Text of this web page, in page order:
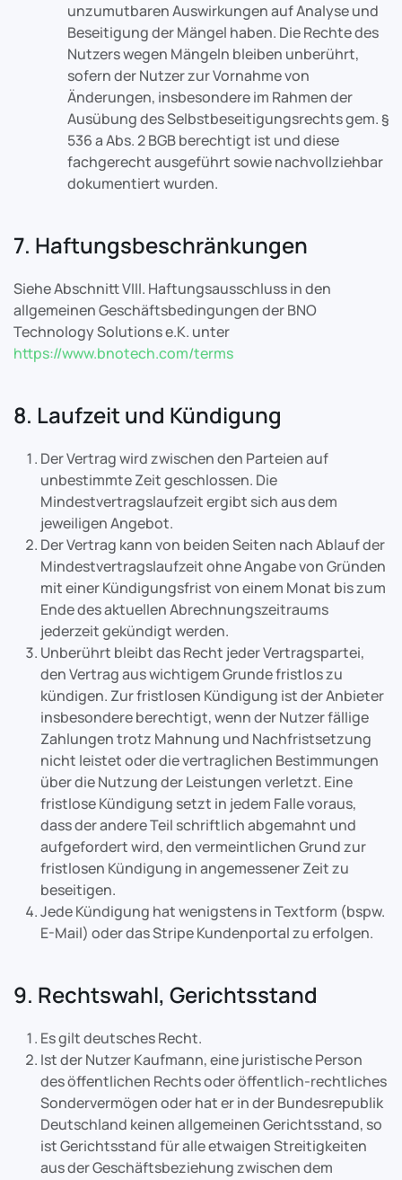
unzumutbaren Auswirkungen auf Analyse und
Beseitigung der Mängel haben. Die Rechte des
Nutzers wegen Mängeln bleiben unberührt,
sofern der Nutzer zur Vornahme von
Änderungen, insbesondere im Rahmen der
Ausübung des Selbstbeseitigungsrechts gem. §
536 a Abs. 2 BGB berechtigt ist und diese
fachgerecht ausgeführt sowie nachvollziehbar
dokumentiert wurden.
7. Haftungsbeschränkungen
Siehe Abschnitt VIII. Haftungsausschluss in den
allgemeinen Geschäftsbedingungen der BNO
Technology Solutions e.K. unter
https://www.bnotech.com/terms
8. Laufzeit und Kündigung
Der Vertrag wird zwischen den Parteien auf
unbestimmte Zeit geschlossen. Die
Mindestvertragslaufzeit ergibt sich aus dem
jeweiligen Angebot.
Der Vertrag kann von beiden Seiten nach Ablauf der
Mindestvertragslaufzeit ohne Angabe von Gründen
mit einer Kündigungsfrist von einem Monat bis zum
Ende des aktuellen Abrechnungszeitraums
jederzeit gekündigt werden.
Unberührt bleibt das Recht jeder Vertragspartei,
den Vertrag aus wichtigem Grunde fristlos zu
kündigen. Zur fristlosen Kündigung ist der Anbieter
insbesondere berechtigt, wenn der Nutzer fällige
Zahlungen trotz Mahnung und Nachfristsetzung
nicht leistet oder die vertraglichen Bestimmungen
über die Nutzung der Leistungen verletzt. Eine
fristlose Kündigung setzt in jedem Falle voraus,
dass der andere Teil schriftlich abgemahnt und
aufgefordert wird, den vermeintlichen Grund zur
fristlosen Kündigung in angemessener Zeit zu
beseitigen.
Jede Kündigung hat wenigstens in Textform (bspw.
E-Mail) oder das Stripe Kundenportal zu erfolgen.
9. Rechtswahl, Gerichtsstand
Es gilt deutsches Recht.
Ist der Nutzer Kaufmann, eine juristische Person
des öffentlichen Rechts oder öffentlich-rechtliches
Sondervermögen oder hat er in der Bundesrepublik
Deutschland keinen allgemeinen Gerichtsstand, so
ist Gerichtsstand für alle etwaigen Streitigkeiten
aus der Geschäftsbeziehung zwischen dem